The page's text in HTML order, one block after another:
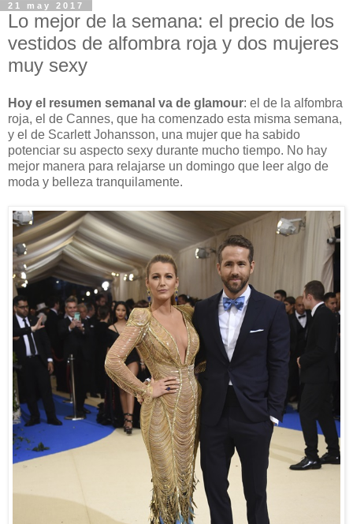
21 may 2017
Lo mejor de la semana: el precio de los
vestidos de alfombra roja y dos mujeres
muy sexy
Hoy el resumen semanal va de glamour: el de la alfombra
roja, el de Cannes, que ha comenzado esta misma semana,
y el de Scarlett Johansson, una mujer que ha sabido
potenciar su aspecto sexy durante mucho tiempo. No hay
mejor manera para relajarse un domingo que leer algo de
moda y belleza tranquilamente.